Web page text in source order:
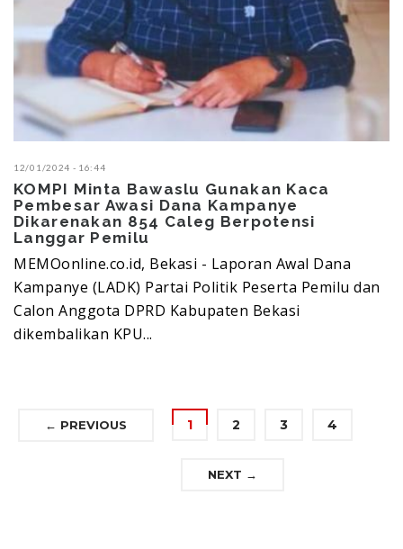
12/01/2024 - 16:44
KOMPI Minta Bawaslu Gunakan Kaca
Pembesar Awasi Dana Kampanye
Dikarenakan 854 Caleg Berpotensi
Langgar Pemilu
MEMOonline.co.id, Bekasi - Laporan Awal Dana
Kampanye (LADK) Partai Politik Peserta Pemilu dan
Calon Anggota DPRD Kabupaten Bekasi
dikembalikan KPU...
← PREVIOUS 1 2 3 4
NEXT →